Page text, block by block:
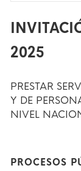
2025
PRESTAR
Y DE
NIVEL
PROCESOS